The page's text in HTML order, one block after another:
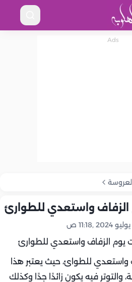
واستعدي للطوارئ
واستعدي للطوائ، حيث يعتبر هذا
والتوتر فيه يكون زائدًا جدًا وكذلك